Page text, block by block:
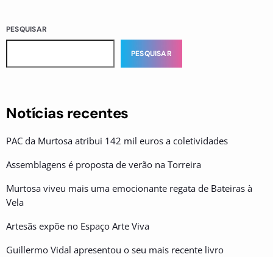
PESQUISAR
PESQUISAR
Notícias recentes
PAC da Murtosa atribui 142 mil euros a coletividades
Assemblagens é proposta de verão na Torreira
Murtosa viveu mais uma emocionante regata de Bateiras à
Vela
Artesãs expõe no Espaço Arte Viva
Guillermo Vidal apresentou o seu mais recente livro